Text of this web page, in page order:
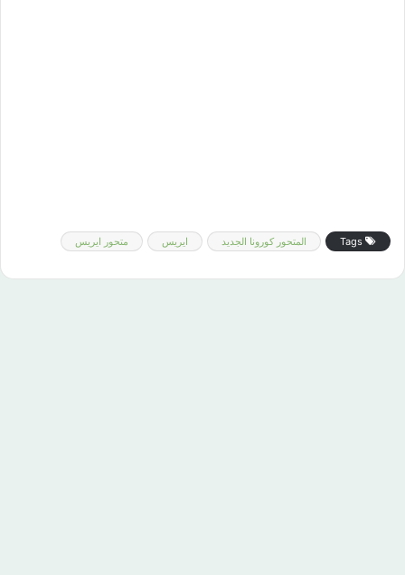
المتحور كورونا الجديد ايريس متحور ايريس